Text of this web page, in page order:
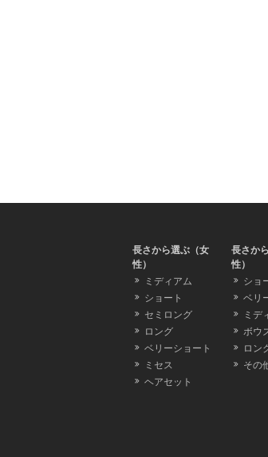
長さから選ぶ（女
性）
ミディアム
ショート
セミロング
ロング
ベリーショート
ミセス
ヘアセット
長さか
性）
ショ
ベリ
ミデ
ボウ
ロン
その